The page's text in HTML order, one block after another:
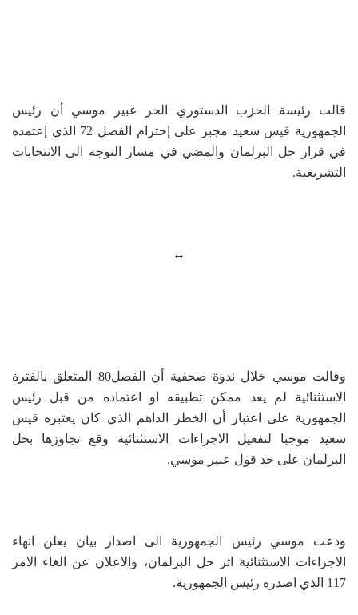
قالت رئيسة الحزب الدستوري الحر عبير موسي أن رئيس
الجمهورية قيس سعيد مجبر على إحترام الفصل 72 الذي إعتمده
في قرار حل البرلمان والمضي في مسار التوجه الى الانتخابات
التشريعية.
↔
وقالت موسي خلال ندوة صحفية أن الفصل80 المتعلق بالفترة
الاستثنائية لم يعد ممكن تطبيقه او اعتماده من قبل رئيس
الجمهورية على اعتبار أن الخطر الداهم الذي كان يعتبره قيس
سعيد موجبا لتفعيل الاجراءات الاستثنائية وقع تجاوزها بحل
البرلمان على حد قول عبير موسي.
ودعت موسي رئيس الجمهورية الى اصدار بيان يعلن انهاء
الاجراءات الاستثنائية اثر حل البرلمان، والاعلان عن الغاء الامر
117 الذي اصدره رئيس الجمهورية.